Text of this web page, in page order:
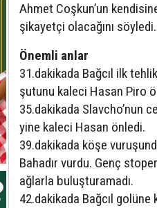
Ahmet Coşkun’un
şikayetçi olacağını söyledi.
Önemli anlar
31.dakikada Bağcıl ilk
şutunu kaleci Hasan Piro
35.dakikada Slavcho’nun
yine kaleci Hasan önledi.
39.dakikada köşe
Bahadır vurdu. Genç
ağlarla buluşturamadı.
42.dakikada Bağcıl golüne